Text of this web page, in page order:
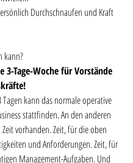
Durchschnaufen und Kraft
kann?
3-Tage-Woche für Vorstände
Tagen kann das normale operative
stattfinden. An den anderen
vorhanden. Zeit, für die oben
und Anforderungen. Zeit, für
Management-Aufgaben. Und